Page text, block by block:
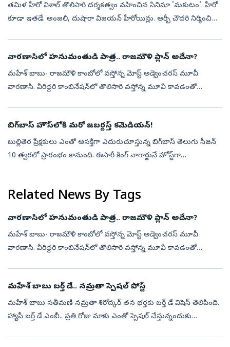
తమిళ హీరో విశాల్‌ తొలిసారి దర్శకత్వం వహించిన సినిమా 'మకుటం'. హీరో
కూడా ఇతడే. అంజలి, దుషారా విజయన్‌ హీరోయిన్లు. ఆర్బీ చౌదరి నిర్మించిన
వారణాసిలో హనుమంతుడి పాత్ర.. రాజమౌళి ప్లాన్ అదేనా?
మహేశ్ బాబు- రాజమౌళి కాంబోలో వస్తోన్న మోస్ట్ అడ్వెంచరస్ మూవీ
వారణాసి. వీరిద్దరి కాంబినేషన్‌లో తొలిసారి వస్తోన్న మూవీ కావడంతో
బిగ్‌బాస్‌ హౌస్‌లోకి మరో జబర్దస్త్‌ కమెడియన్‌!
బుల్లితెర ప్రేక్షకులు ఎంతో ఆసక్తిగా ఎదురుచూస్తున్న బిగ్‌బాస్‌ తెలుగు సీజన్‌
10 త్వరలో ప్రారంభం కానుంది. ఈసారీ కింగ్‌ నాగార్జునే హోస్ట్‌గా
Related News By Tags
వారణాసిలో హనుమంతుడి పాత్ర.. రాజమౌళి ప్లాన్ అదేనా?
మహేశ్ బాబు- రాజమౌళి కాంబోలో వస్తోన్న మోస్ట్ అడ్వెంచరస్ మూవీ
వారణాసి. వీరిద్దరి కాంబినేషన్‌లో తొలిసారి వస్తోన్న మూవీ కావడంతో
మహేశ్ బాబు బర్త్‌ డే.. నమ్రతా స్పెషల్ పోస్ట్
మహేశ్ బాబు సతీమణి నమ్రతా శిరోద్కర్ తన భర్తకు బర్త్ డే విషెస్ తెలిపింది.
హ్యాపీ బర్త్‌ డే ఎంబీ.. ప్రతి రోజు మాకు ఎంతో స్పెషల్‌ చేస్తున్నందుకు